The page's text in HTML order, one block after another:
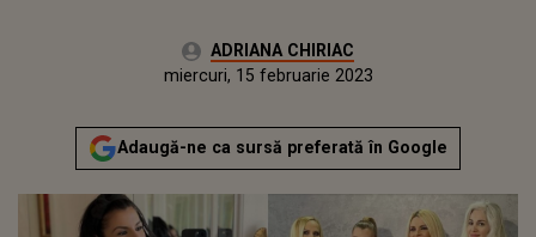
Autor:ADRIANA CHIRIAC
miercuri, 15 februarie 2023
Actualizat:
miercuri, 15 februarie 2023
Adaugă-ne ca sursă preferată în Google